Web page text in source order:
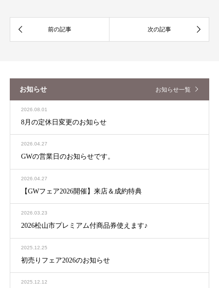
お知らせ お知らせ一覧
2026.08.01
8月の定休日変更のお知らせ
2026.04.27
GWの営業日のお知らせです。
2026.04.27
【GWフェア2026開催】来店＆成約特典
2026.03.23
2026松山市プレミアム付商品券使えます♪
2025.12.25
初売りフェア2026のお知らせ
2025.12.12